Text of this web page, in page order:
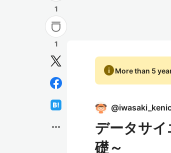
1
1
more_horiz
infoMore than 5
@
データサ
礎～